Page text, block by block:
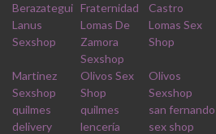
Berazategui Fraternidad
Castro
Lanus
Sexshop
Lomas De
Zamora
Sexshop
Lomas Sex
Shop
Martinez
Sexshop
Olivos Sex
Shop
Olivos
Sexshop
quilmes
delivery
quilmes
lencería
san fernando
sex shop